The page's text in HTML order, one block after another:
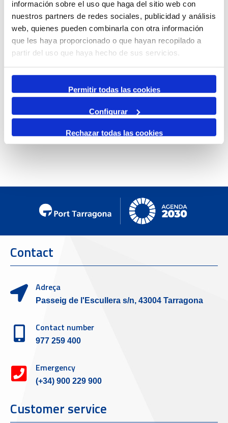
información sobre el uso que haga del sitio web con
nuestros partners de redes sociales, publicidad y análisis
web, quienes pueden combinarla con otra información
que les haya proporcionado o que hayan recopilado a
partir del uso que haya hecho de sus servicios.
Permitir todas las cookies
Configurar
Rechazar todas las cookies
By Month
Jump to month
Preceding Day
Thursday, 13. February 2025
No events were found
Contact
Adreça
Passeig de l'Escullera s/n, 43004 Tarragona
Contact number
977 259 400
Emergency
(+34) 900 229 900
Customer service